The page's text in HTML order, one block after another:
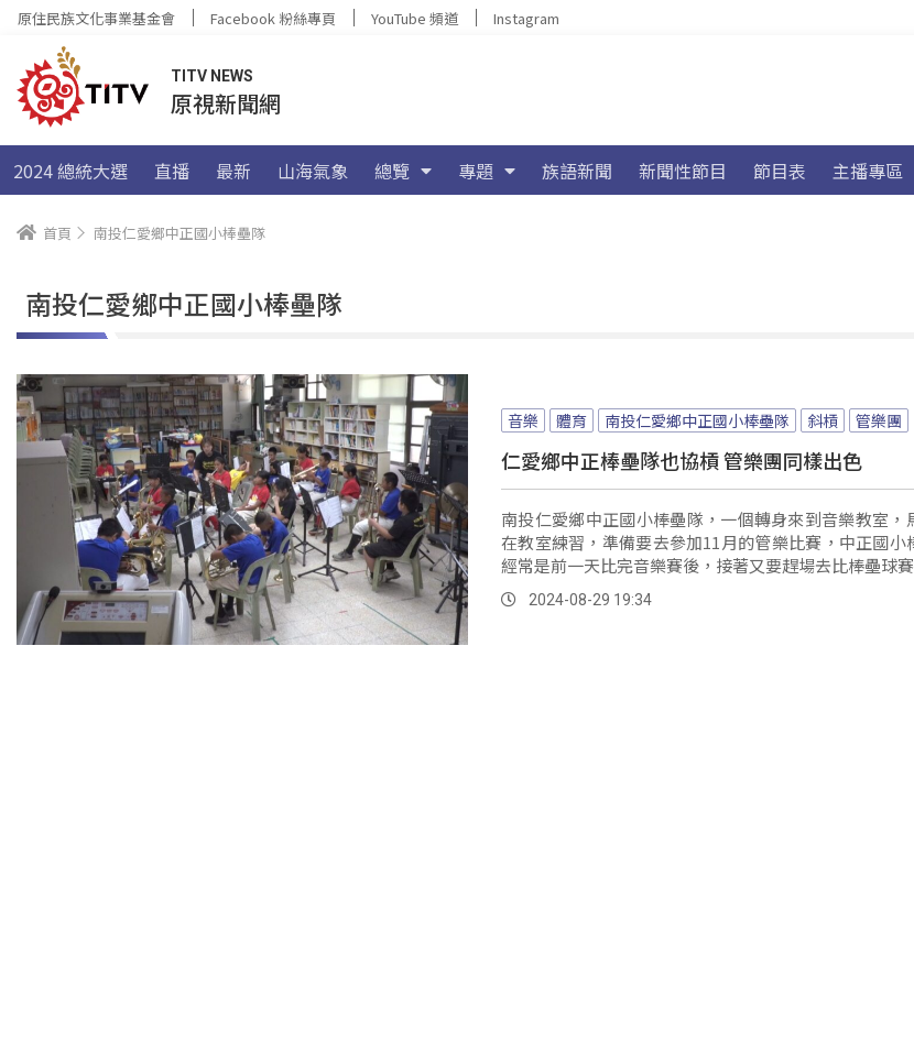
原住民族文化事業基金會 Facebook 粉絲專頁 YouTube 頻道 Instagram
TITV NEWS
原視新聞網
2024 總統大選 直播 最新 山海氣象 總覽 專題 族語新聞 新聞性節目 節目表 主播專區
首頁 南投仁愛鄉中正國小棒壘隊
南投仁愛鄉中正國小棒壘隊
音樂 體育 南投仁愛鄉中正國小棒壘隊 斜槓 管樂團
仁愛鄉中正棒壘隊也協槓 管樂團同樣出色
南投仁愛鄉中正國小棒壘隊，一個轉身來到音樂教室，
在教室練習，準備要去參加11月的管樂比賽，中正國小
經常是前一天比完音樂賽後，接著又要趕場去比棒壘球賽
2024-08-29 19:34